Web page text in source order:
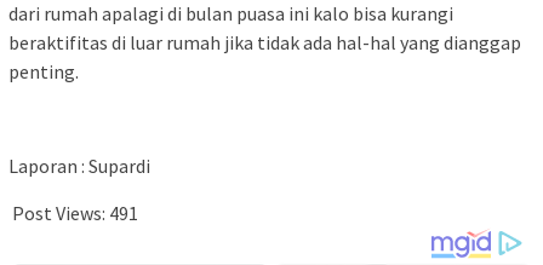
dari rumah apalagi di bulan puasa ini kalo bisa kurangi
beraktifitas di luar rumah jika tidak ada hal-hal yang dianggap
penting.
Laporan : Supardi
Post Views: 491